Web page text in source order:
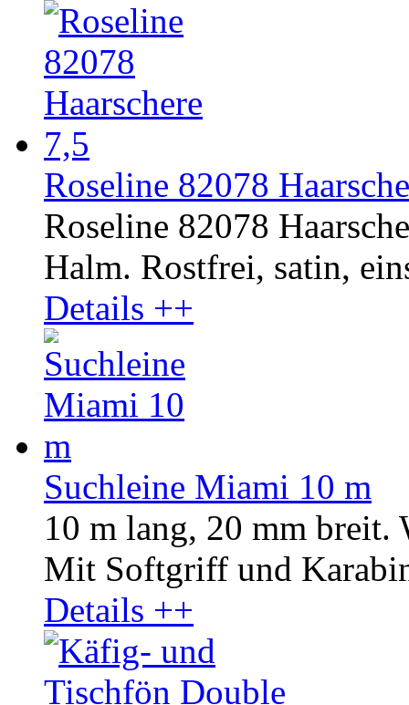
Roseline 82078
Roseline 82078
Halm. Rostfrei, satin,
Details ++
Suchleine Miami 10 m
10 m lang, 20 mm breit.
Mit Softgriff und
Details ++